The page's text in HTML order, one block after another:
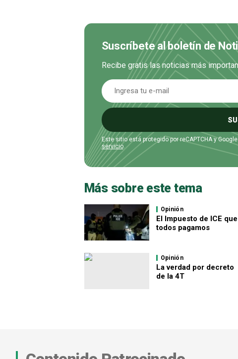
Suscríbete al boletín de
Recibe gratis las noticias más
Este sitio está protegido por reCAPTCHA y Google
servicio.
Más sobre este tema
Opinión
El Impuesto de ICE que
todos pagamos
Opinión
La verdad por decreto
de la 4T